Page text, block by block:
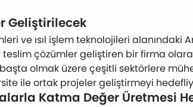
Geliştirilecek
ve ısıl işlem teknolojileri
teslim çözümler geliştiren bir firma
olmak üzere çeşitli sektörlere
ile ortak projeler geliştirmeyi
Katma Değer Üretmesi